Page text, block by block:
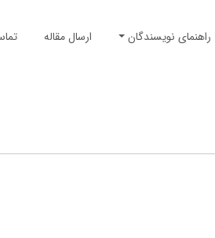
راهنمای نویسندگان ارسال مقاله